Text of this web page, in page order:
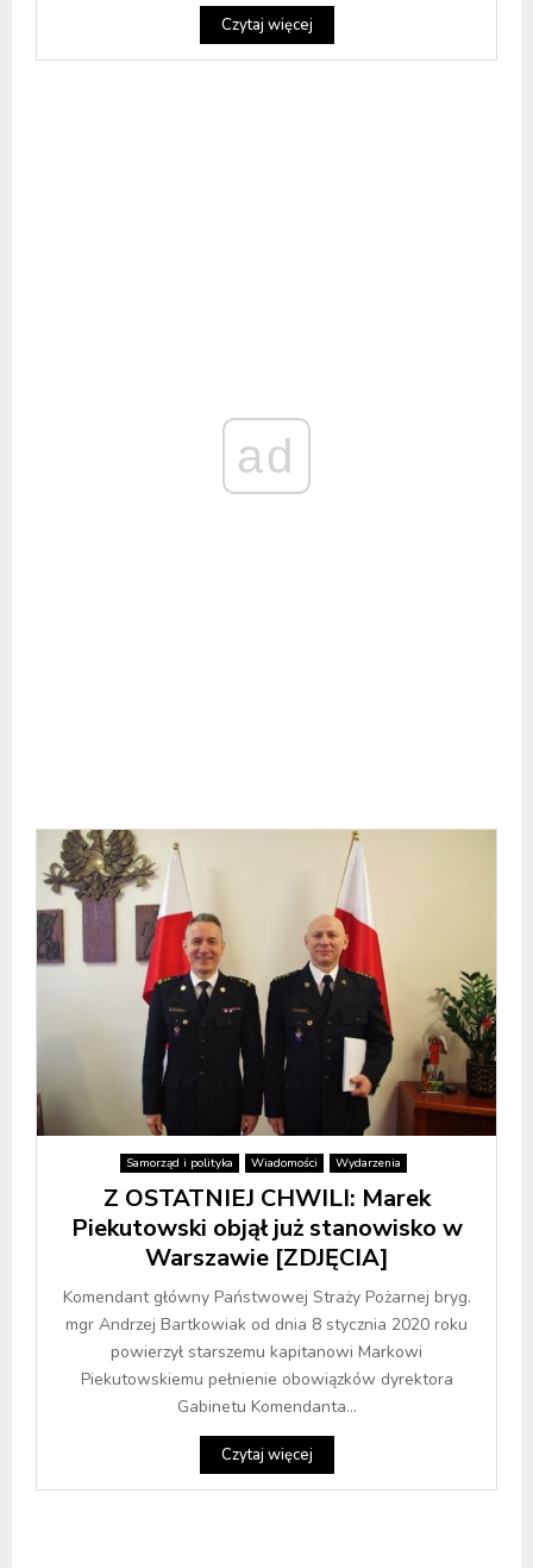
Czytaj więcej
ad
Samorząd i polityka Wiadomości Wydarzenia
Z OSTATNIEJ CHWILI: Marek
Piekutowski objął już stanowisko w
Warszawie [ZDJĘCIA]
Komendant główny Państwowej Straży Pożarnej bryg.
mgr Andrzej Bartkowiak od dnia 8 stycznia 2020 roku
powierzył starszemu kapitanowi Markowi
Piekutowskiemu pełnienie obowiązków dyrektora
Gabinetu Komendanta...
Czytaj więcej